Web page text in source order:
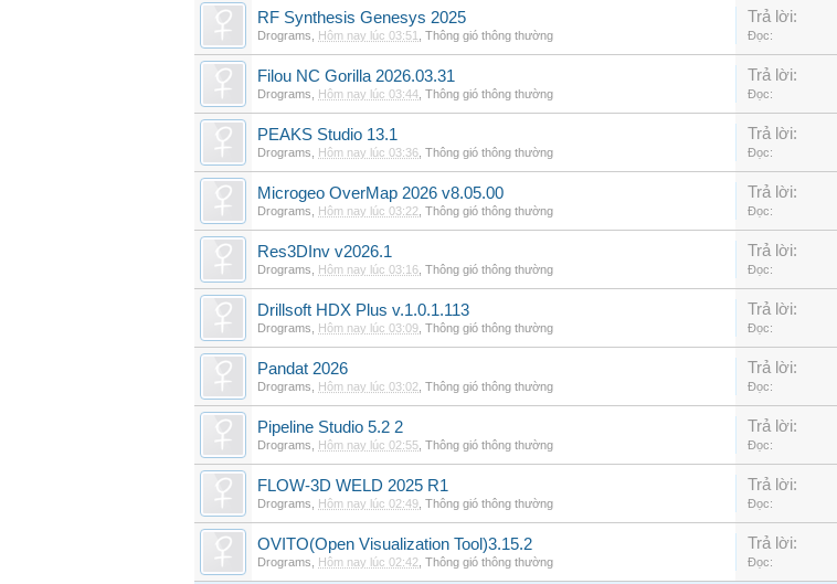
RF Synthesis Genesys 2025
Drograms Hôm nay lúc 03:51 Thông gió thông thường
Trả lời:
Đọc:
Filou NC Gorilla 2026.03.31
Drograms Hôm nay lúc 03:44 Thông gió thông thường
Trả lời:
Đọc:
PEAKS Studio 13.1
Drograms Hôm nay lúc 03:36 Thông gió thông thường
Trả lời:
Đọc:
Microgeo OverMap 2026 v8.05.00
Drograms Hôm nay lúc 03:22 Thông gió thông thường
Trả lời:
Đọc:
Res3DInv v2026.1
Drograms Hôm nay lúc 03:16 Thông gió thông thường
Trả lời:
Đọc:
Drillsoft HDX Plus v.1.0.1.113
Drograms Hôm nay lúc 03:09 Thông gió thông thường
Trả lời:
Đọc:
Pandat 2026
Drograms Hôm nay lúc 03:02 Thông gió thông thường
Trả lời:
Đọc:
Pipeline Studio 5.2 2
Drograms Hôm nay lúc 02:55 Thông gió thông thường
Trả lời:
Đọc:
FLOW-3D WELD 2025 R1
Drograms Hôm nay lúc 02:49 Thông gió thông thường
Trả lời:
Đọc:
OVITO(Open Visualization Tool)3.15.2
Drograms Hôm nay lúc 02:42 Thông gió thông thường
Trả lời:
Đọc: